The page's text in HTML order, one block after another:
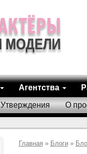
Агентства
Утверждения О
Главная » Блоги»